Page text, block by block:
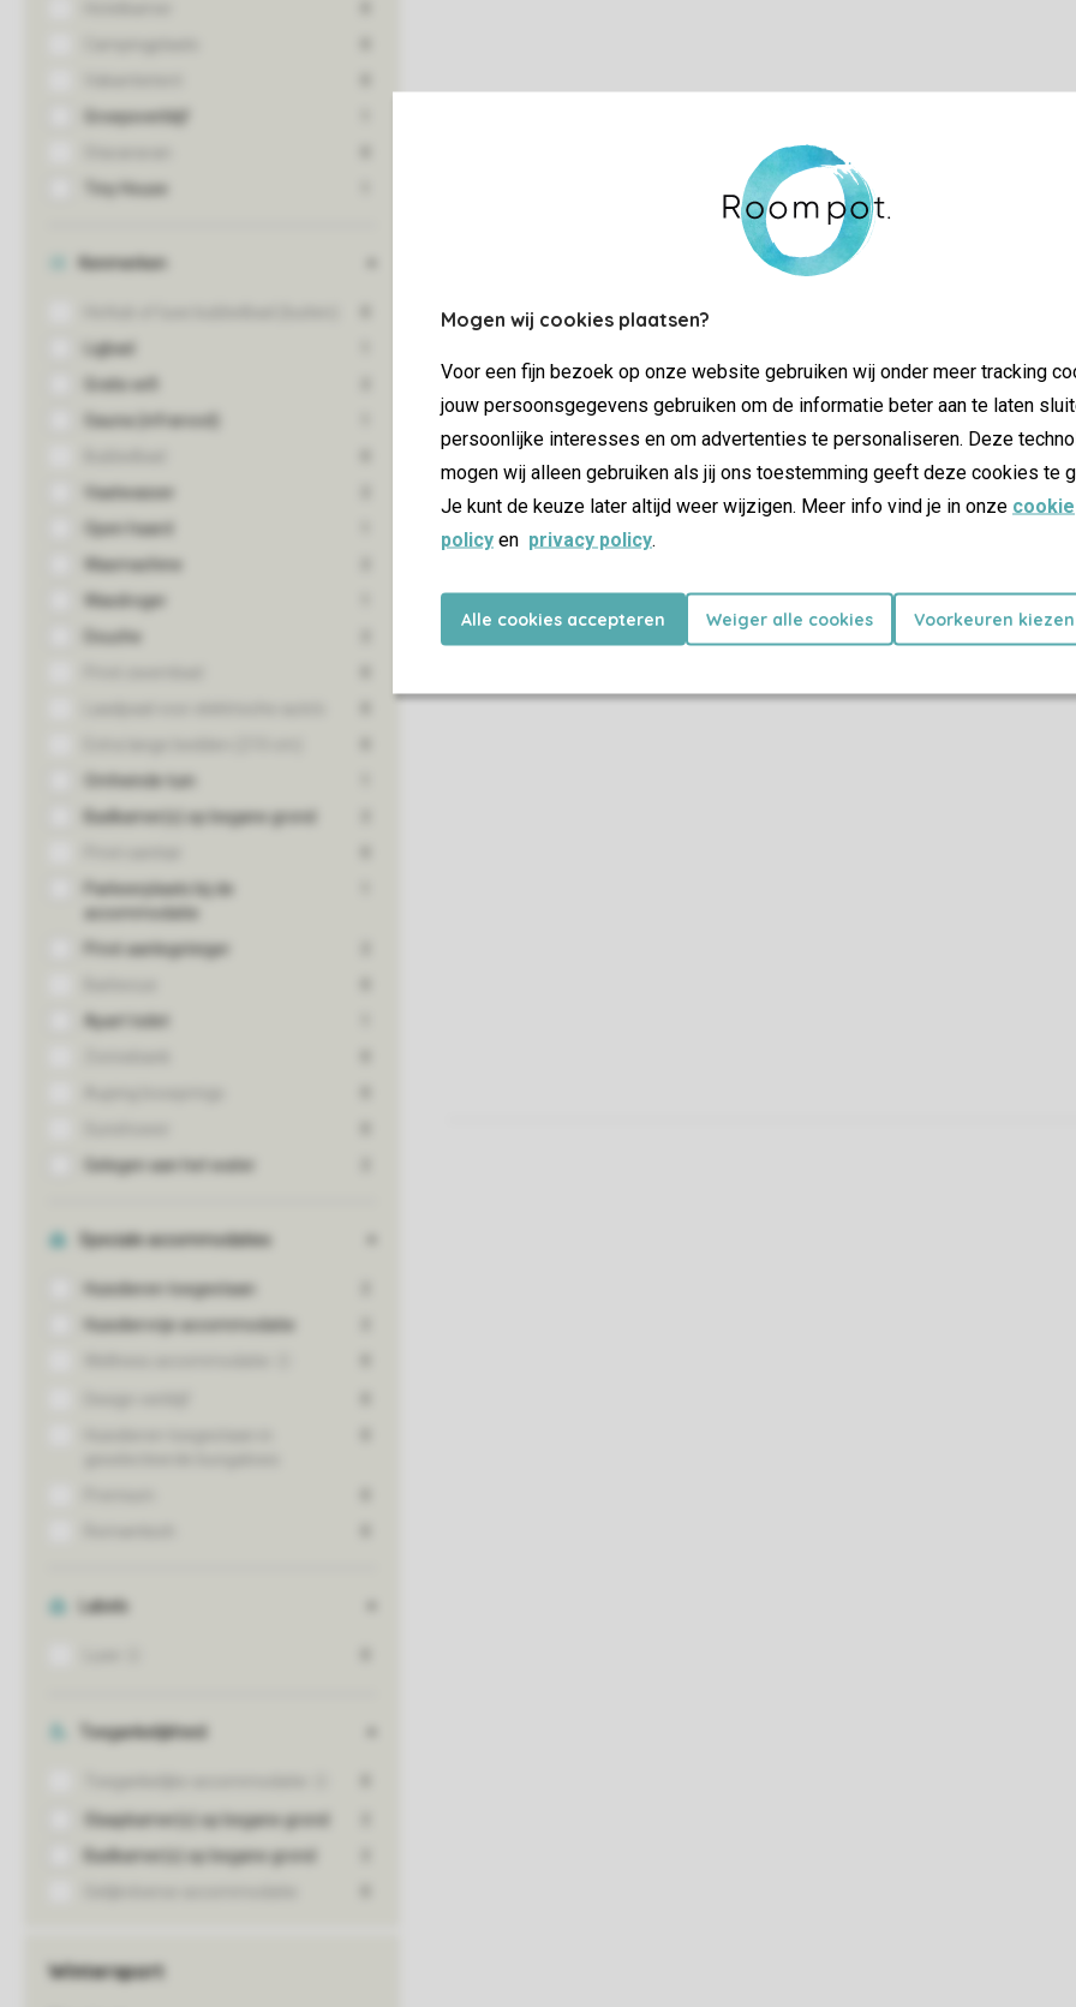
Mogen wij cookies plaatsen?
Voor een fijn bezoek op onze website gebruiken wij onder meer tracking
jouw persoonsgegevens gebruiken om de informatie beter aan te laten
persoonlijke interesses en om advertenties te personaliseren. Deze
mogen wij alleen gebruiken als jij ons toestemming geeft deze cookies te
Je kunt de keuze later altijd weer wijzigen. Meer info vind je in onze cookie
policy en privacy policy.
Alle cookies accepteren Weiger alle cookies Voorkeuren kiezen